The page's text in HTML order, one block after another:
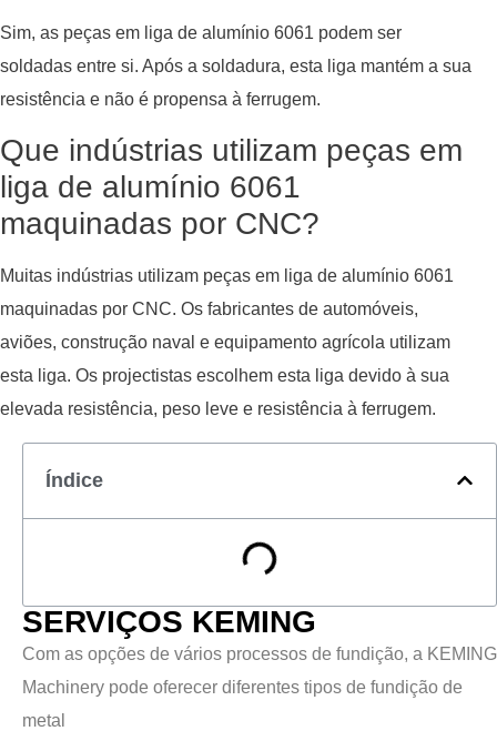
Sim, as peças em liga de alumínio 6061 podem ser
soldadas entre si. Após a soldadura, esta liga mantém a sua
resistência e não é propensa à ferrugem.
Que indústrias utilizam peças em
liga de alumínio 6061
maquinadas por CNC?
Muitas indústrias utilizam peças em liga de alumínio 6061
maquinadas por CNC. Os fabricantes de automóveis,
aviões, construção naval e equipamento agrícola utilizam
esta liga. Os projectistas escolhem esta liga devido à sua
elevada resistência, peso leve e resistência à ferrugem.
Índice
SERVIÇOS KEMING
Com as opções de vários processos de fundição, a KEMING
Machinery pode oferecer diferentes tipos de fundição de
metal